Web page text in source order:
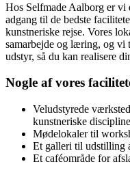
Hos Selfmade Aalborg er vi
adgang til de bedste
kunstneriske rejse. Vores
samarbejde og læring, og
udstyr, så du kan realisere
Nogle af vores
Veludstyrede
kunstneriske
Mødelokaler til
Et galleri til udstilling
Et caféområde for